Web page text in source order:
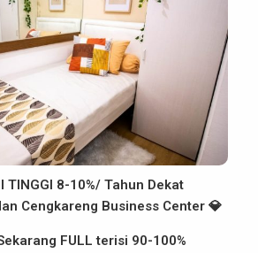
TINGGI 8-10%/ Tahun Dekat
Cengkareng Business Center 💎
FULL terisi 90-100%